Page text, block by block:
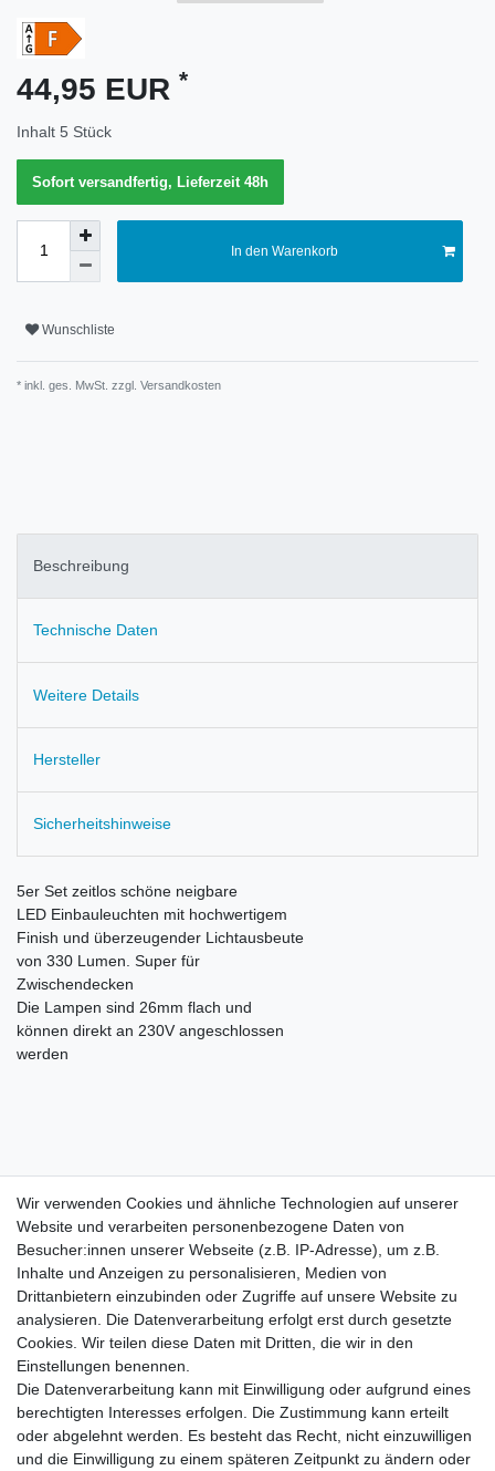
44,95 EUR *
Inhalt 5 Stück
Sofort versandfertig, Lieferzeit 48h
In den Warenkorb
Wunschliste
* inkl. ges. MwSt. zzgl. Versandkosten
Beschreibung
Technische Daten
Weitere Details
Hersteller
Sicherheitshinweise
5er Set zeitlos schöne neigbare
LED Einbauleuchten mit hochwertigem
Finish und überzeugender Lichtausbeute
von 330 Lumen. Super für
Zwischendecken
Die Lampen sind 26mm flach und
können direkt an 230V angeschlossen
werden
Wir verwenden Cookies und ähnliche Technologien auf unserer
Website und verarbeiten personenbezogene Daten von
Besucher:innen unserer Webseite (z.B. IP-Adresse), um z.B.
Inhalte und Anzeigen zu personalisieren, Medien von
Drittanbietern einzubinden oder Zugriffe auf unsere Website zu
analysieren. Die Datenverarbeitung erfolgt erst durch gesetzte
Cookies. Wir teilen diese Daten mit Dritten, die wir in den
Einstellungen benennen.
Die Datenverarbeitung kann mit Einwilligung oder aufgrund eines
berechtigten Interesses erfolgen. Die Zustimmung kann erteilt
oder abgelehnt werden. Es besteht das Recht, nicht einzuwilligen
und die Einwilligung zu einem späteren Zeitpunkt zu ändern oder
Impressum Daten­schutz­erklärung AGB
Barrierefreiheitserklärung
Vertrag widerrufen Kontakt
Wir verwenden Cookies und ähnliche Technologien auf unserer
Website und verarbeiten personenbezogene Daten von
Besucher:innen unserer Webseite (z.B. IP-Adresse), um z.B.
Inhalte und Anzeigen zu personalisieren, Medien von
Drittanbietern einzubinden oder Zugriffe auf unsere Website zu
analysieren. Die Datenverarbeitung erfolgt erst durch gesetzte
Cookies. Wir teilen diese Daten mit Dritten, die wir in den
Einstellungen benennen.
Die Datenverarbeitung kann mit Einwilligung oder aufgrund eines
berechtigten Interesses erfolgen. Die Zustimmung kann erteilt
oder abgelehnt werden. Es besteht das Recht, nicht einzuwilligen
und die Einwilligung zu einem späteren Zeitpunkt zu ändern oder